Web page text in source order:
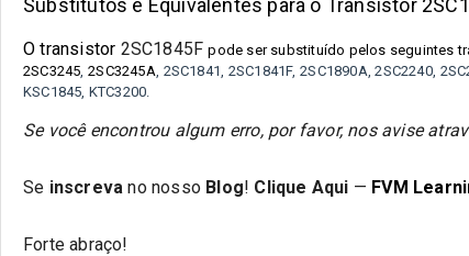
Substitutos e Equivalentes para o Transistor
O transistor 2SC1845Fpode ser substituído pelos seguintes
2SC3245,2SC3245A, 2SC1841, 2SC1841F, 2SC1890A, 2SC2240,
KSC1845, KTC3200.
Se você encontrou algum erro, por favor, nos avise
Se inscreva no nosso Blog! Clique Aqui — FVM
Forte abraço!